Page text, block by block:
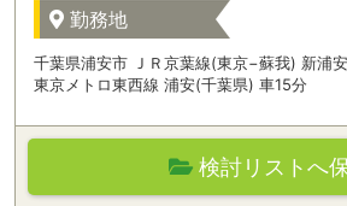
勤務地
千葉県浦安市 ＪＲ京葉線(東京−蘇我) 新浦
東京メトロ東西線 浦安(千葉県) 車15分
検討リストへ